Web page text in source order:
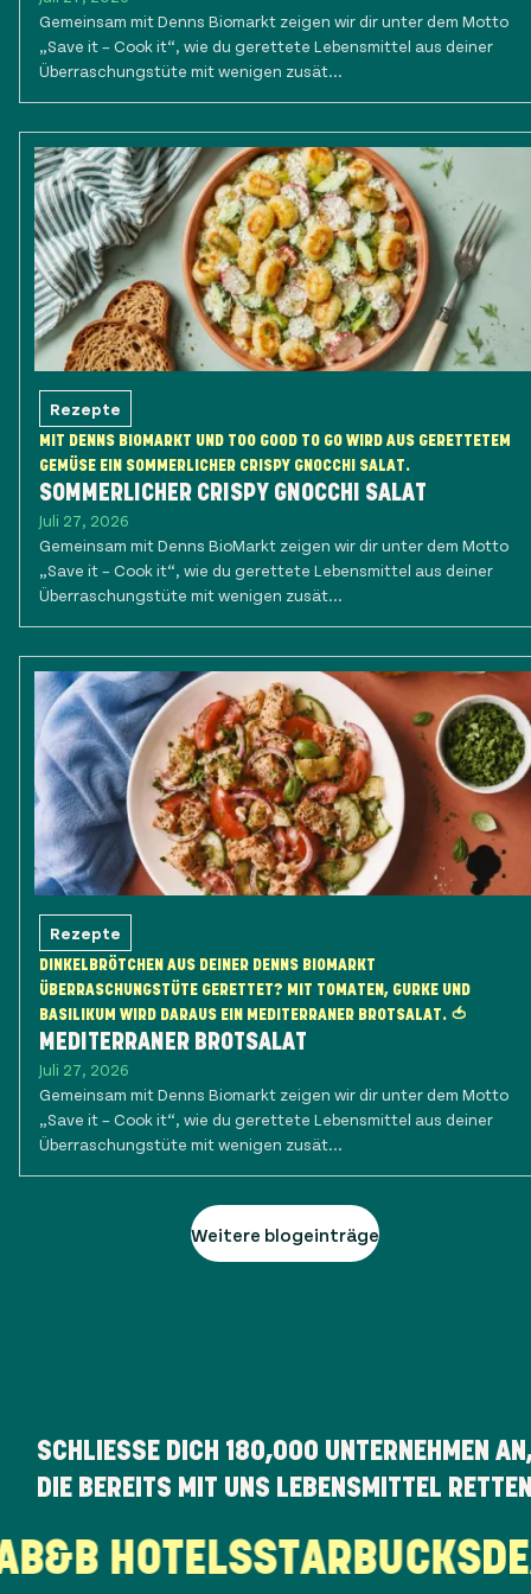
Gemeinsam mit Denns Biomarkt zeigen wir dir unter dem Motto
„Save it – Cook it“, wie du gerettete Lebensmittel aus deiner
Überraschungstüte mit wenigen zusät...
Rezepte
MIT DENNS BIOMARKT UND TOO GOOD TO GO WIRD AUS GERETTETEM
GEMÜSE EIN SOMMERLICHER CRISPY GNOCCHI SALAT.
SOMMERLICHER CRISPY GNOCCHI SALAT
Juli 27, 2026
Gemeinsam mit Denns BioMarkt zeigen wir dir unter dem Motto
„Save it – Cook it“, wie du gerettete Lebensmittel aus deiner
Überraschungstüte mit wenigen zusät...
Rezepte
DINKELBRÖTCHEN AUS DEINER DENNS BIOMARKT
ÜBERRASCHUNGSTÜTE GERETTET? MIT TOMATEN, GURKE UND
BASILIKUM WIRD DARAUS EIN MEDITERRANER BROTSALAT. 🍅
MEDITERRANER BROTSALAT
Juli 27, 2026
Gemeinsam mit Denns Biomarkt zeigen wir dir unter dem Motto
„Save it – Cook it“, wie du gerettete Lebensmittel aus deiner
Überraschungstüte mit wenigen zusät...
Weitere blogeinträge
SCHLIESSE DICH 180,000 UNTERNEHMEN
DIE BEREITS MIT UNS LEBENSMITTEL
B&B HOTELSSTARBUCKS